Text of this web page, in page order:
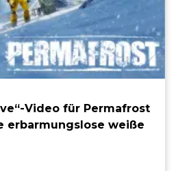
Video für Permafrost
erbarmungslose weiße